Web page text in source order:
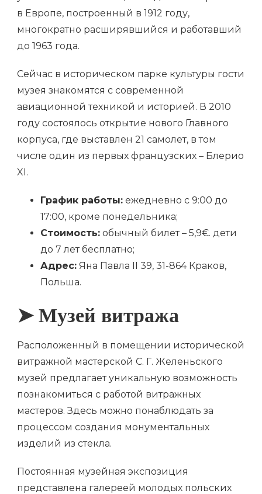
в Европе, построенный в 1912 году,
многократно расширявшийся и работавший
до 1963 года.
Сейчас в историческом парке культуры гости
музея знакомятся с современной
авиационной техникой и историей. В 2010
году состоялось открытие нового Главного
корпуса, где выставлен 21 самолет, в том
числе один из первых французских – Блерио
XI.
График работы: ежедневно с 9:00 до
17:00, кроме понедельника;
Стоимость: обычный билет – 5,9€. дети
до 7 лет бесплатно;
Адрес: Яна Павла II 39, 31-864 Краков,
Польша.
➤ Музей витража
Расположенный в помещении исторической
витражной мастерской С. Г. Желеньского
музей предлагает уникальную возможность
познакомиться с работой витражных
мастеров. Здесь можно понаблюдать за
процессом создания монументальных
изделий из стекла.
Постоянная музейная экспозиция
представлена галереей молодых польских